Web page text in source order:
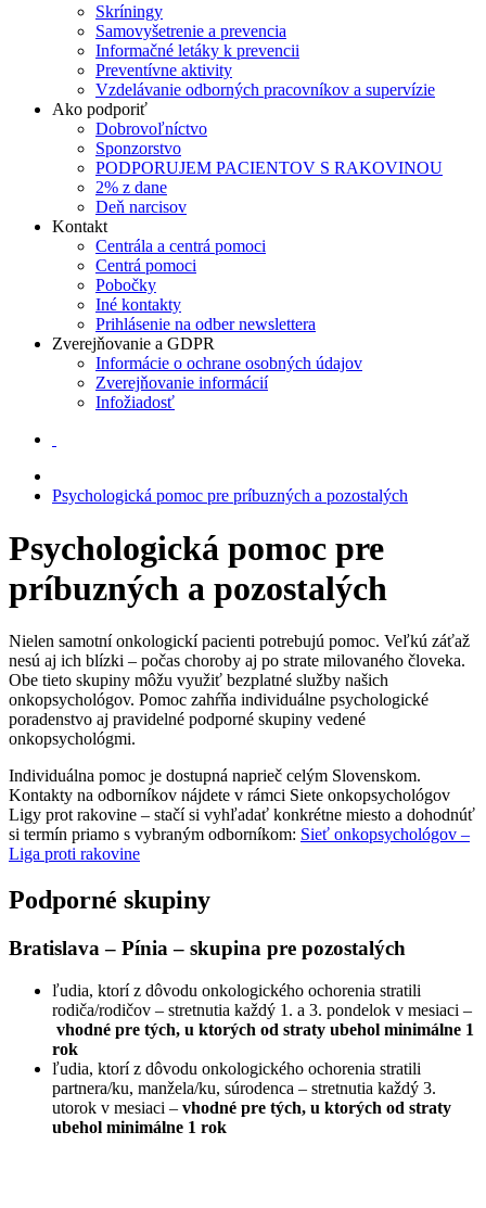
Skríningy
Samovyšetrenie a prevencia
Informačné letáky k prevencii
Preventívne aktivity
Vzdelávanie odborných pracovníkov a supervízie
Ako podporiť
Dobrovoľníctvo
Sponzorstvo
PODPORUJEM PACIENTOV S RAKOVINOU
2% z dane
Deň narcisov
Kontakt
Centrála a centrá pomoci
Centrá pomoci
Pobočky
Iné kontakty
Prihlásenie na odber newslettera
Zverejňovanie a GDPR
Informácie o ochrane osobných údajov
Zverejňovanie informácií
Infožiadosť
Psychologická pomoc pre príbuzných a pozostalých
Psychologická pomoc pre
príbuzných a pozostalých
Nielen samotní onkologickí pacienti potrebujú pomoc. Veľkú záťaž
nesú aj ich blízki – počas choroby aj po strate milovaného človeka.
Obe tieto skupiny môžu využiť bezplatné služby našich
onkopsychológov. Pomoc zahŕňa individuálne psychologické
poradenstvo aj pravidelné podporné skupiny vedené
onkopsychológmi.
Individuálna pomoc je dostupná naprieč celým Slovenskom.
Kontakty na odborníkov nájdete v rámci Siete onkopsychológov
Ligy prot rakovine – stačí si vyhľadať konkrétne miesto a dohodnúť
si termín priamo s vybraným odborníkom: Sieť onkopsychológov –
Liga proti rakovine
Podporné skupiny
Bratislava – Pínia – skupina pre pozostalých
ľudia, ktorí z dôvodu onkologického ochorenia stratili
rodiča/rodičov – stretnutia každý 1. a 3. pondelok v mesiaci –
vhodné pre tých, u ktorých od straty ubehol minimálne 1
rok
ľudia, ktorí z dôvodu onkologického ochorenia stratili
partnera/ku, manžela/ku, súrodenca – stretnutia každý 3.
utorok v mesiaci – vhodné pre tých, u ktorých od straty
ubehol minimálne 1 rok